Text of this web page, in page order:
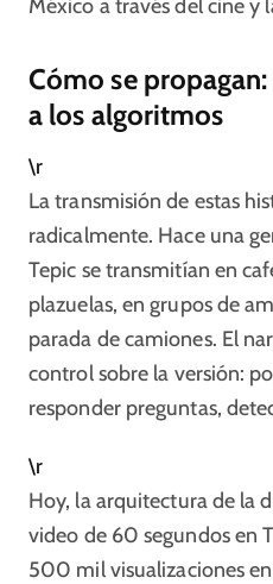
México a través del cine y
Cómo se
a los algoritmos
\r
La transmisión de estas
radicalmente. Hace una
Tepic se transmitían en
plazuelas, en grupos de
parada de camiones. El
control sobre la versión:
responder preguntas,
\r
Hoy, la arquitectura de la
video de 60 segundos en
500 mil visualizaciones